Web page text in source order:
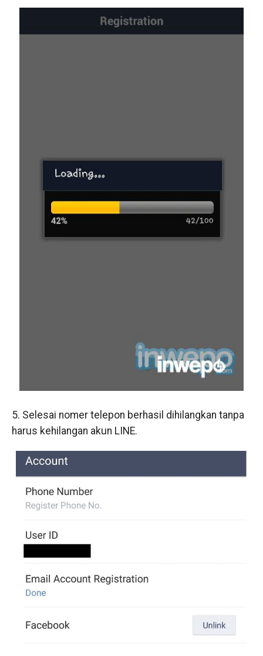
5. Selesai nomer telepon berhasil dihilangkan tanpa
harus kehilangan akun LINE.